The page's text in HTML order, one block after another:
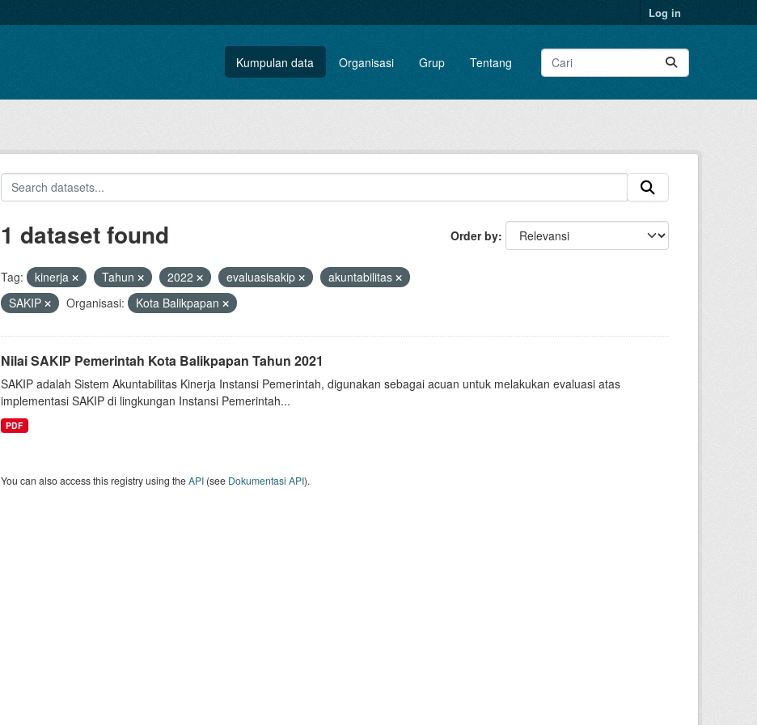
Log in
Kumpulan data Organisasi Grup Tentang
Order by
1 dataset found
Tag: kinerja Tahun 2022 evaluasisakip
akuntabilitas
SAKIP
Organisasi: Kota Balikpapan
Nilai SAKIP Pemerintah Kota Balikpapan Tahun 2021
SAKIP adalah Sistem Akuntabilitas Kinerja Instansi Pemerintah, digunakan sebagai acuan untuk melakukan evaluasi atas
implementasi SAKIP di lingkungan Instansi Pemerintah...
PDF
You can also access this registry using theAPI(see Dokumentasi API).